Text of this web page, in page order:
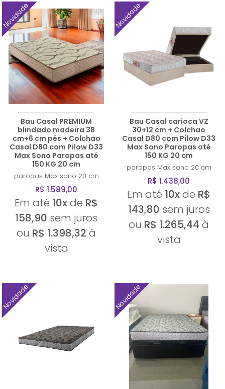
Novidade
Bau Casal PREMIUM
blindado madeira 38
cm+6 cm pés + Colchao
Casal D80 com Pilow D33
Max Sono Paropas até
150 KG 20 cm
paropas Max sono 20 cm
R$ 1.589,00
Em até 10xde R$
158,90 sem juros
ou R$ 1.398,32 à
vista
Novidade
Bau Casal carioca VZ
30+12 cm + Colchao
Casal D80 com Pilow D33
Max Sono Paropas até
150 KG 20 cm
paropas Max sono 20 cm
R$ 1.438,00
Em até 10xde R$
143,80 sem juros
ou R$ 1.265,44 à
vista
Novidade Novidade